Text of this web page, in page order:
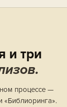
и три
процессе —
«Библиоринга».